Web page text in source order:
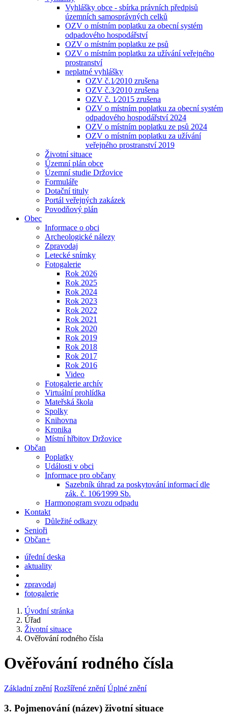
Vyhlášky obce - sbírka právních předpisů
územních samosprávných celků
OZV o místním poplatku za obecní systém
odpadového hospodářství
OZV o místním poplatku ze psů
OZV o místním poplatku za užívání veřejného
prostranství
neplatné vyhlášky
OZV č.1⁄2010 zrušena
OZV č.3⁄2010 zrušena
OZV č. 1⁄2015 zrušena
OZV o místním poplatku za obecní systém
odpadového hospodářství 2024
OZV o místním poplatku ze psů 2024
OZV o místním poplatku za užívání
veřejného prostranství 2019
Životní situace
Územní plán obce
Územní studie Držovice
Formuláře
Dotační tituly
Portál veřejných zakázek
Povodňový plán
Obec
Informace o obci
Archeologické nálezy
Zpravodaj
Letecké snímky
Fotogalerie
Rok 2026
Rok 2025
Rok 2024
Rok 2023
Rok 2022
Rok 2021
Rok 2020
Rok 2019
Rok 2018
Rok 2017
Rok 2016
Video
Fotogalerie archív
Virtuální prohlídka
Mateřská škola
Spolky
Knihovna
Kronika
Místní hřbitov Držovice
Občan
Poplatky
Události v obci
Informace pro občany
Sazebník úhrad za poskytování informací dle
zák. č. 106⁄1999 Sb.
Harmonogram svozu odpadu
Kontakt
Důležité odkazy
Senioři
Občan+
úřední deska
aktuality
zpravodaj
fotogalerie
Úvodní stránka
Úřad
Životní situace
Ověřování rodného čísla
Ověřování rodného čísla
Základní znění Rozšířené znění Úplné znění
3. Pojmenování (název) životní situace